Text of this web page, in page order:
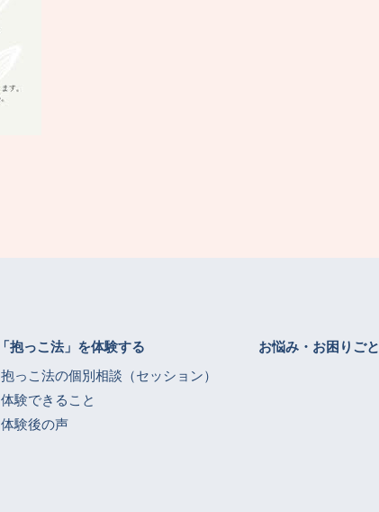
「抱っこ法」を体験する
抱っこ法の個別相談（セッション）
体験できること
体験後の声
お悩み・お困りごと